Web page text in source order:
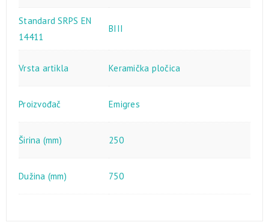
Standard SRPS EN
14411
BIII
Vrsta artikla Keramička pločica
Proizvođač Emigres
Širina (mm) 250
Dužina (mm) 750